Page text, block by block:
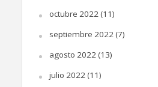
octubre 2022(11)
septiembre 2022(7)
agosto 2022(13)
julio 2022(11)